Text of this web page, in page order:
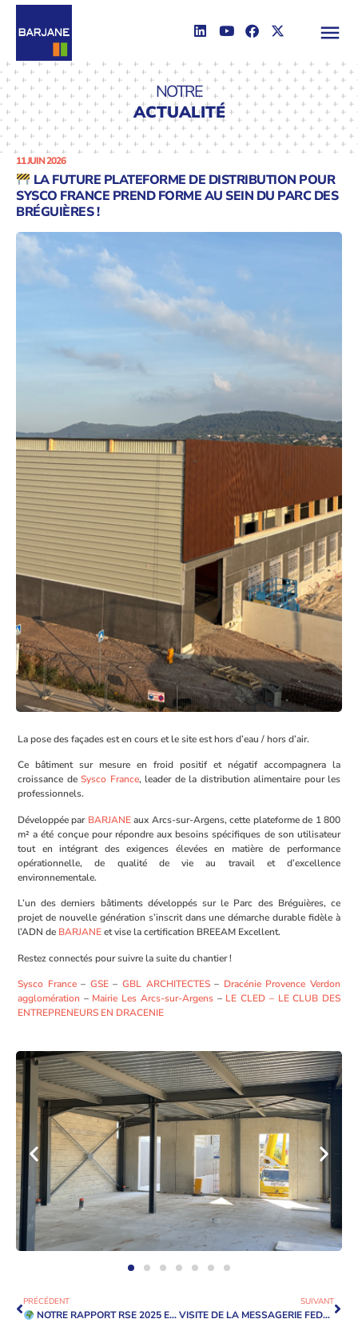
NOTRE
ACTUALITÉ
11 JUIN 2026
LA FUTURE PLATEFORME DE DISTRIBUTION POUR
SYSCO FRANCE PREND FORME AU SEIN DU PARC DES
BRÉGUIÈRES !
La pose des façades est en cours et le site est hors d’eau / hors d’air.
Ce bâtiment sur mesure en froid positif et négatif accompagnera la
croissance de Sysco France, leader de la distribution alimentaire pour les
professionnels.
Développée par BARJANEaux Arcs-sur-Argens, cette plateforme de 1 800
m² a été conçue pour répondre aux besoins spécifiques de son utilisateur
tout en intégrant des exigences élevées en matière de performance
opérationnelle, de qualité de vie au travail et d’excellence
environnementale.
L’un des derniers bâtiments développés sur le Parc des Bréguières, ce
projet de nouvelle génération s’inscrit dans une démarche durable fidèle à
l’ADN de BARJANEet vise la certification BREEAM Excellent.
Restez connectés pour suivre la suite du chantier !
Sysco France– GSE–GBL ARCHITECTES– Dracénie Provence Verdon
agglomération – Mairie Les Arcs-sur-Argens– LE CLED – LE CLUB DES
ENTREPRENEURS EN DRACENIE
PRÉCÉDENT
NOTRE RAPPORT RSE 2025 EST EN LIGNE !
SUIVANT
VISITE DE LA MESSAGERIE FEDEX À TREMBLAY-EN-FRANCE PAR UNE DÉLÉGATION DE PLUSIEURS MINISTÈRES